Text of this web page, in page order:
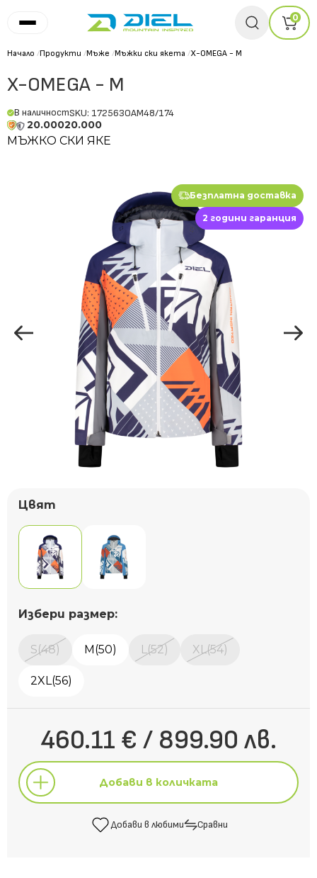
0
Начало /Продукти /Мъже /Мъжки ски якета /X-OMEGA - M
X-OMEGA - M
В наличностSKU: 172563OAM48/174
20.00020.000
МЪЖКО СКИ ЯКЕ
Безплатна доставка
2 години гаранция
Цвят
Избери размер:
S(48) M(50) L(52) XL(54)
2XL(56)
460.11 € / 899.90 лв.
Добави в количката
Добави в любими Сравни